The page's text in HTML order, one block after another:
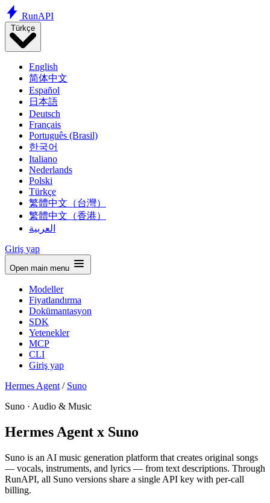
RunAPI
Türkçe
English
简体中文
Español
日本語
Deutsch
Français
Português (Brasil)
한국어
Italiano
Nederlands
Polski
Türkçe
繁體中文（台灣）
繁體中文（香港）
العربية
Giriş yap
Open main menu
Modeller
Fiyatlandırma
Dokümantasyon
SDK
Yetenekler
MCP
CLI
Giriş yap
Hermes Agent / Suno
Suno · Audio & Music
Hermes Agent x Suno
Suno is an AI music generation platform that creates original songs
— vocals, instruments, and lyrics — from text descriptions. Through
RunAPI, all Suno versions share a single API key with per-call
billing.